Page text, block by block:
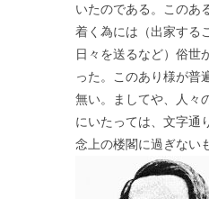
いたのである。このあ
着く為には（出家する
日々を送るなど）俗世
った。このあり様が普
無い。ましてや、人々
にいたっては、文字通
念上の楼閣に過ぎない